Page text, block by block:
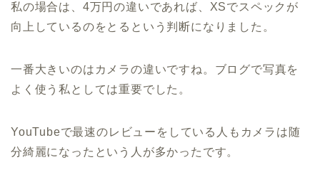
私の場合は、4万円の違いであれば、XSでスペックが
向上しているのをとるという判断になりました。
一番大きいのはカメラの違いですね。ブログで写真を
よく使う私としては重要でした。
YouTubeで最速のレビューをしている人もカメラは随
分綺麗になったという人が多かったです。